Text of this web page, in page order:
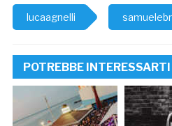
lucaagnelli
POTREBBE